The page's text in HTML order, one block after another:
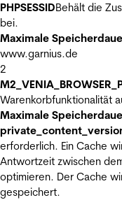
PHPSESSIDBehält die
bei.
Maximale
www.garnius.de
2
Warenkorbfunktionalität
Maximale
erforderlich. Ein Cache
Antwortzeit zwischen
optimieren. Der Cache
gespeichert.